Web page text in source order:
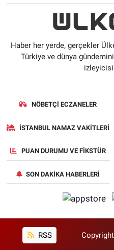
Haber her yerde, gerçekler
Türkiye ve dünya
NÖBETÇI ECZANELER
İSTANBUL NAMAZ VAKITLERI
PUAN DURUMU VE FIKSTÜR
SON DAKIKA HABERLERI
RSS